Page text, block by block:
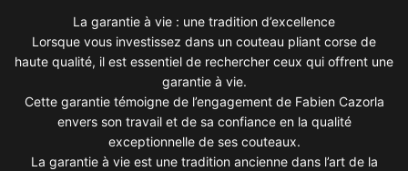
La garantie à vie : une tradition d’excellence
Lorsque vous investissez dans un couteau pliant corse de
haute qualité, il est essentiel de rechercher ceux qui offrent une
garantie à vie.
Cette garantie témoigne de l’engagement de Fabien Cazorla
envers son travail et de sa confiance en la qualité
exceptionnelle de ses couteaux.
La garantie à vie est une tradition ancienne dans l’art de la